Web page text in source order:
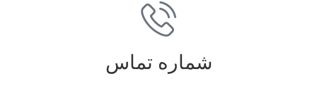
شماره تماس